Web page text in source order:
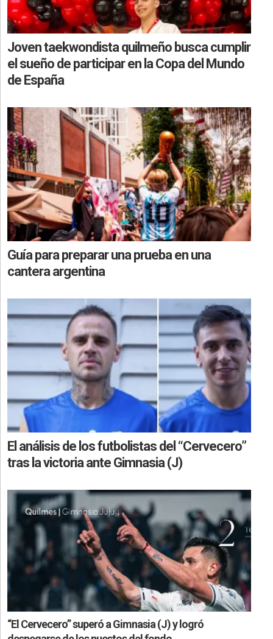
Joven taekwondista quilmeño busca cumplir
el sueño de participar en la Copa del Mundo
de España
Guía para preparar una prueba en una
cantera argentina
El análisis de los futbolistas del “Cervecero”
tras la victoria ante Gimnasia (J)
“El Cervecero” superó a Gimnasia (J) y logró